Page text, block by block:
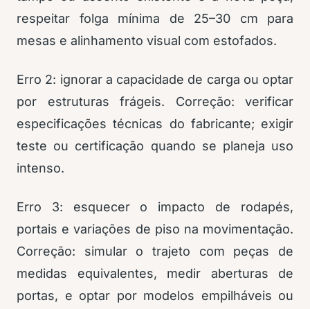
respeitar folga mínima de 25–30 cm para
mesas e alinhamento visual com estofados.
Erro 2: ignorar a capacidade de carga ou optar
por estruturas frágeis. Correção: verificar
especificações técnicas do fabricante; exigir
teste ou certificação quando se planeja uso
intenso.
Erro 3: esquecer o impacto de rodapés,
portais e variações de piso na movimentação.
Correção: simular o trajeto com peças de
medidas equivalentes, medir aberturas de
portas, e optar por modelos empilháveis ou